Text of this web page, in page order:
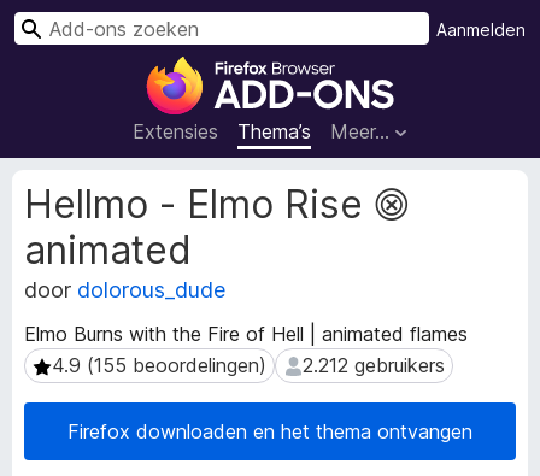
A
d
d
-
n
o
r
r
Extensies Thema’s Meer…
Aanmelden
Z
Hellmo - Elmo Rise ⨷
animated
door dolorous_dude
Elmo Burns with the Fire of Hell | animated flames
4.9 (155 beoordelingen)
4.9 (155 beoordelingen) 2.212 gebruikers
2.212 gebruikers
Firefox downloaden en het thema ontvangen
M
e
t
a
g
g
e